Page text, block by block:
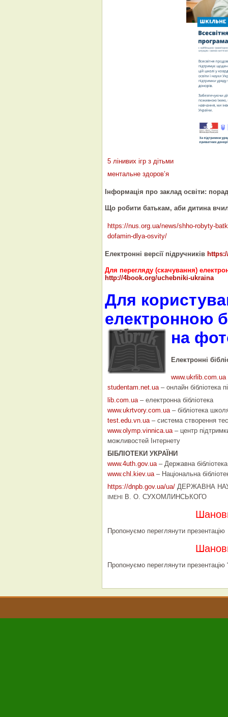
5 лінивих ігр з дітьми
ментальне здоров’я
Інформація про заклад освіти:
Що робити батькам, аби дитина
https://nus.org.ua/news/shho-robyty-
dofamin-dlya-osvity/
Електронні версії підручників
Для перегляду (скачування)
http://4book.org/uchebniki-ukraina
Для
електронною
на
Електронні
www.ukrlib.com.ua
studentam.net.ua– онлайн бібліотека
lib.com.ua– електронна бібліотека
www.ukrtvory.com.ua– бібліотека
test.edu.vn.ua– система створення
www.olymp.vinnica.ua– центр
можливостей Інтернету
БІБЛІОТЕКИ УКРАЇНИ
www.4uth.gov.ua– Державна
www.chl.kiev.ua– Національна
https://dnpb.gov.ua/ua/ ДЕРЖАВНА
ІМЕНІ В. О. СУХОМЛИНСЬКОГО
Пропонуємо переглянути презентацію
Пропонуємо переглянути презентацію